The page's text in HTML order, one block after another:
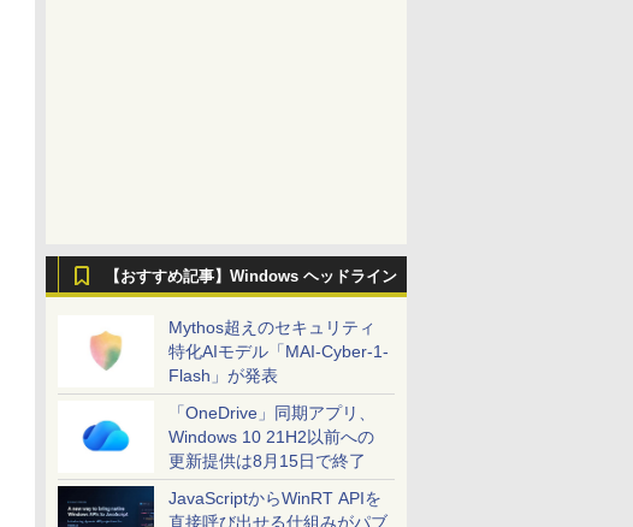
【おすすめ記事】Windows ヘッドライン
Mythos超えのセキュリティ
特化AIモデル「MAI-Cyber-1-
Flash」が発表
「OneDrive」同期アプリ、
Windows 10 21H2以前への
更新提供は8月15日で終了
JavaScriptからWinRT APIを
直接呼び出せる仕組みがパブ